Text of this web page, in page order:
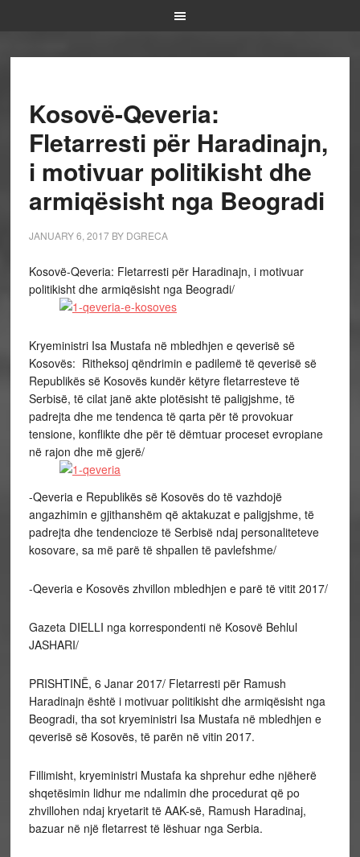
Kosovë-Qeveria:
Fletarresti për Haradinajn,
i motivuar politikisht dhe
armiqësisht nga Beogradi
JANUARY 6, 2017BY DGRECA
Kosovë-Qeveria: Fletarresti për Haradinajn, i motivuar
politikisht dhe armiqësisht nga Beogradi/
Kryeministri Isa Mustafa në mbledhjen e qeverisë së
Kosovës: Ritheksoj qëndrimin e padilemë të qeverisë së
Republikës së Kosovës kundër këtyre fletarresteve të
Serbisë, të cilat janë akte plotësisht të paligjshme, të
padrejta dhe me tendenca të qarta për të provokuar
tensione, konflikte dhe për të dëmtuar proceset evropiane
në rajon dhe më gjerë/
-Qeveria e Republikës së Kosovës do të vazhdojë
angazhimin e gjithanshëm që aktakuzat e paligjshme, të
padrejta dhe tendencioze të Serbisë ndaj personaliteteve
kosovare, sa më parë të shpallen të pavlefshme/
-Qeveria e Kosovës zhvillon mbledhjen e parë të vitit 2017/
Gazeta DIELLI nga korrespondenti në Kosovë Behlul
JASHARI/
PRISHTINË, 6 Janar 2017/ Fletarresti për Ramush
Haradinajn është i motivuar politikisht dhe armiqësisht nga
Beogradi, tha sot kryeministri Isa Mustafa në mbledhjen e
qeverisë së Kosovës, të parën në vitin 2017.
Fillimisht, kryeministri Mustafa ka shprehur edhe njëherë
shqetësimin lidhur me ndalimin dhe procedurat që po
zhvillohen ndaj kryetarit të AAK-së, Ramush Haradinaj,
bazuar në një fletarrest të lëshuar nga Serbia.